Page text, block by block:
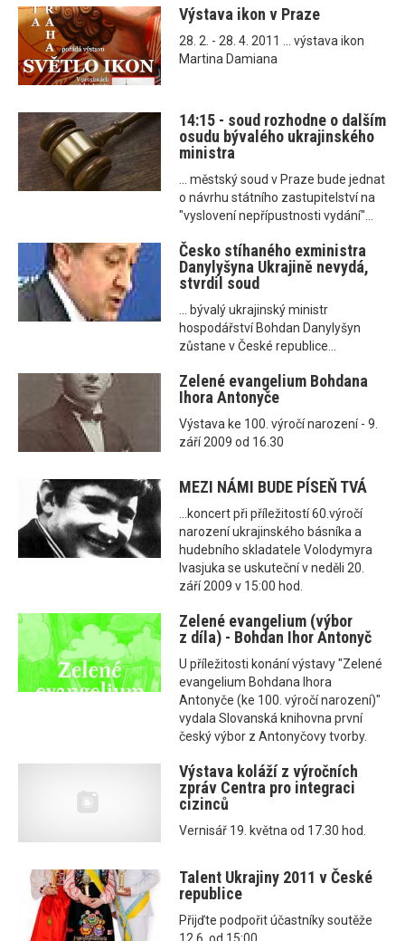
Výstava ikon v Praze
28. 2. - 28. 4. 2011 ... výstava ikon
Martina Damiana
14:15 - soud rozhodne o dalším
osudu bývalého ukrajinského
ministra
... městský soud v Praze bude jednat
o návrhu státního zastupitelství na
"vyslovení nepřípustnosti vydání"...
Česko stíhaného exministra
Danylyšyna Ukrajině nevydá,
stvrdil soud
... bývalý ukrajinský ministr
hospodářství Bohdan Danylyšyn
zůstane v České republice...
Zelené evangelium Bohdana
Ihora Antonyče
Výstava ke 100. výročí narození - 9.
září 2009 od 16.30
MEZI NÁMI BUDE PÍSEŇ TVÁ
...koncert při příležitostí 60.výročí
narození ukrajinského básníka a
hudebního skladatele Volodymyra
Ivasjuka se uskuteční v neděli 20.
září 2009 v 15:00 hod.
Zelené evangelium (výbor
z díla) - Bohdan Ihor Antonyč
U příležitosti konání výstavy "Zelené
evangelium Bohdana Ihora
Antonyče (ke 100. výročí narození)"
vydala Slovanská knihovna první
český výbor z Antonyčovy tvorby.
Výstava koláží z výročních
zpráv Centra pro integraci
cizinců
Vernisář 19. května od 17.30 hod.
Talent Ukrajiny 2011 v České
republice
Přijďte podpořit účastníky soutěže
12.6. od 15:00